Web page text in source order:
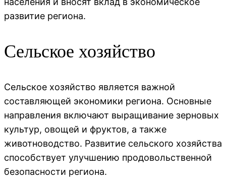
развитие региона.
Сельское хозяйство
Сельское хозяйство является важной
составляющей экономики региона. Основные
направления включают выращивание зерновых
культур, овощей и фруктов, а также
животноводство. Развитие сельского хозяйства
способствует улучшению продовольственной
безопасности региона.